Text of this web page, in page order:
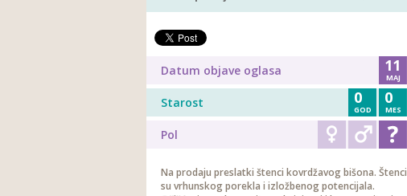
Datum objave oglasa 11
MAJ
Starost 0
MES
0
GOD
Pol
Na prodaju preslatki štenci kovrdžavog bišona. Štenci
su vrhunskog porekla i izložbenog potencijala.